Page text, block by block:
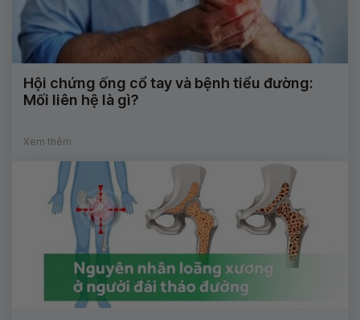
Hội chứng ống cổ tay và bệnh tiểu đường:
Mối liên hệ là gì?
Xem thêm